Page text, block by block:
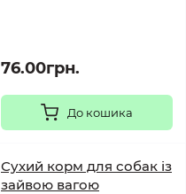
76.00грн.
До кошика
Сухий корм для собак із
зайвою вагою